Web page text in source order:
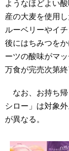
ようなほどよい
産の大麦を使用
ルーベリーやイ
後にはちみつを
ーツの酸味がマ
万食が完売次第
なお、お持ち帰
シロー」は対象
が異なる。